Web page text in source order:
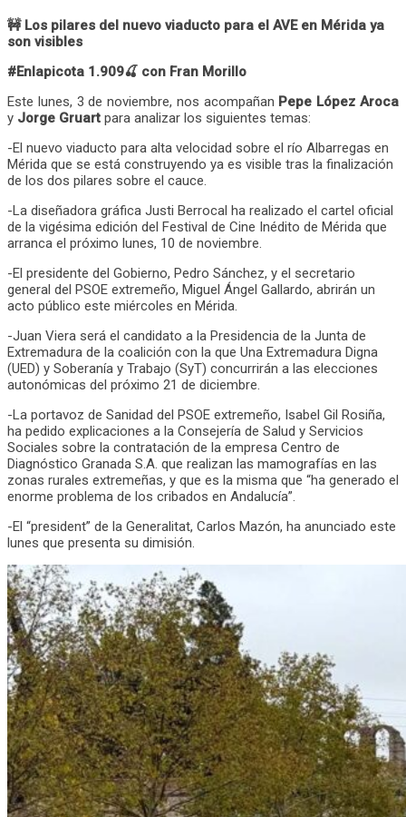
🚧 Los pilares del nuevo viaducto para el AVE en Mérida ya
son visibles
#Enlapicota 1.909🍒 con Fran Morillo
Este lunes, 3 de noviembre, nos acompañan Pepe López Aroca
y Jorge Gruart para analizar los siguientes temas:
-El nuevo viaducto para alta velocidad sobre el río Albarregas en
Mérida que se está construyendo ya es visible tras la finalización
de los dos pilares sobre el cauce.
-La diseñadora gráfica Justi Berrocal ha realizado el cartel oficial
de la vigésima edición del Festival de Cine Inédito de Mérida que
arranca el próximo lunes, 10 de noviembre.
-El presidente del Gobierno, Pedro Sánchez, y el secretario
general del PSOE extremeño, Miguel Ángel Gallardo, abrirán un
acto público este miércoles en Mérida.
-Juan Viera será el candidato a la Presidencia de la Junta de
Extremadura de la coalición con la que Una Extremadura Digna
(UED) y Soberanía y Trabajo (SyT) concurrirán a las elecciones
autonómicas del próximo 21 de diciembre.
-La portavoz de Sanidad del PSOE extremeño, Isabel Gil Rosiña,
ha pedido explicaciones a la Consejería de Salud y Servicios
Sociales sobre la contratación de la empresa Centro de
Diagnóstico Granada S.A. que realizan las mamografías en las
zonas rurales extremeñas, y que es la misma que “ha generado el
enorme problema de los cribados en Andalucía”.
-El “president” de la Generalitat, Carlos Mazón, ha anunciado este
lunes que presenta su dimisión.